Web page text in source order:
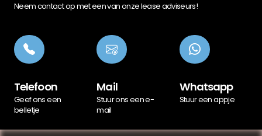
Neem contact op met een van onze lease adviseurs!
Telefoon
Geef ons een
belletje
Mail
Stuur ons een e-
mail
Whatsapp
Stuur een appje